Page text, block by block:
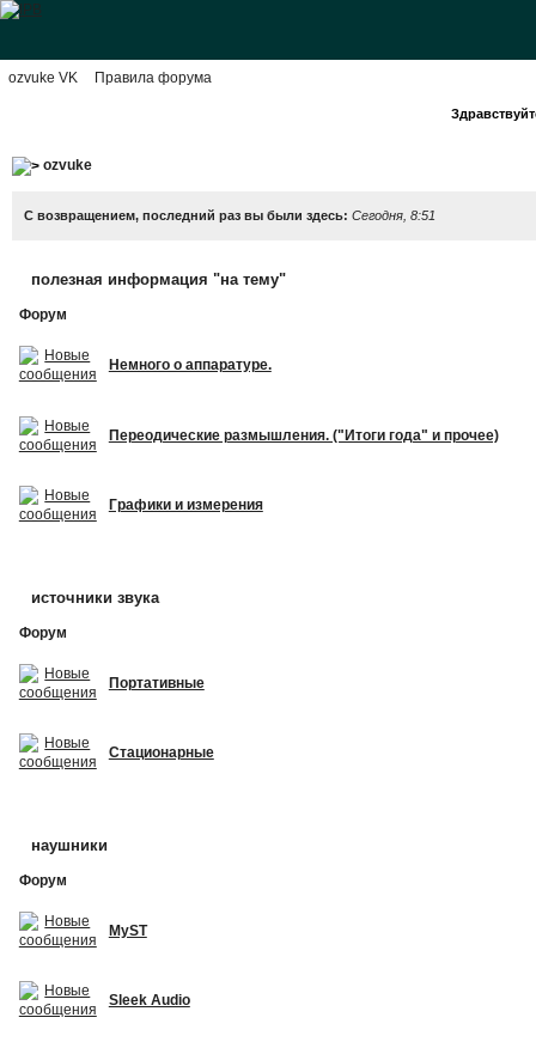
ozvuke VK Правила форума
ozvuke
С возвращением, последний раз вы были здесь: Сегодня, 8:51
полезная информация "на тему"
Форум
Немного о аппаратуре.
Переодические размышления. ("Итоги года" и прочее)
Графики и измерения
источники звука
Форум
Портативные
Стационарные
наушники
Форум
MyST
Sleek Audio